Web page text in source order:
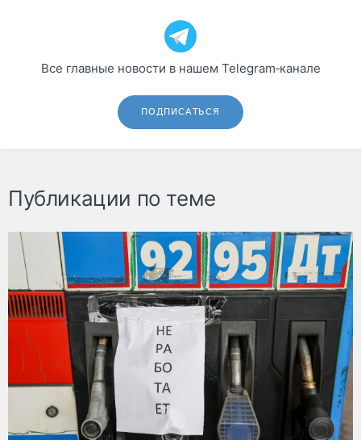
Все главные новости в нашем Telegram‑канале
ПОДПИСАТЬСЯ
Публикации по теме